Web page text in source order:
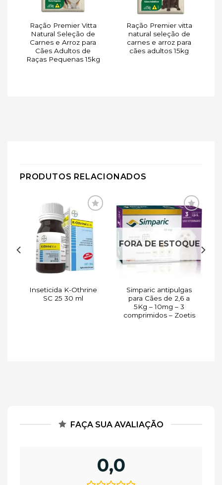
Ração Premier Vitta
Natural Seleção de
Carnes e Arroz para
Cães Adultos de
Raças Pequenas 15kg
Ração Premier vitta
natural seleção de
carnes e arroz para
cães adultos 15kg
PRODUTOS RELACIONADOS
Adicionar
à lista de
desejos
Inseticida K-Othrine
SC 25 30 ml
Adicionar
à lista de
desejos
FORA DE ESTOQUE
Simparic antipulgas
para Cães de 2,6 a
5Kg – 10mg – 3
comprimidos – Zoetis
FAÇA SUA AVALIAÇÃO
0,0